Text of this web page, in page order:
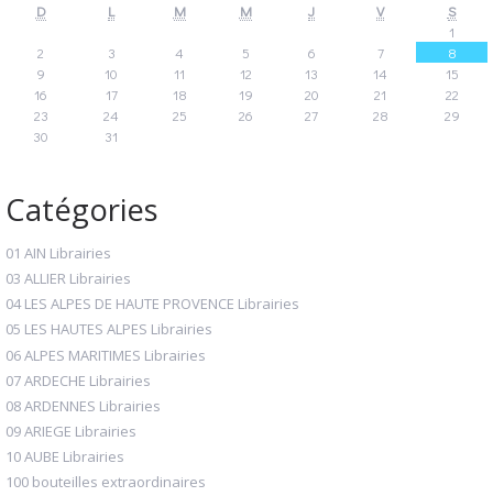
D L M M J V
S
1
2
3 4 5 6 7
8
9
10 11 12 13 14
15
16
17 18 19 20 21
22
23
24 25 26 27 28
29
30
31
Catégories
01 AIN Librairies
03 ALLIER Librairies
04 LES ALPES DE HAUTE PROVENCE Librairies
05 LES HAUTES ALPES Librairies
06 ALPES MARITIMES Librairies
07 ARDECHE Librairies
08 ARDENNES Librairies
09 ARIEGE Librairies
10 AUBE Librairies
100 bouteilles extraordinaires